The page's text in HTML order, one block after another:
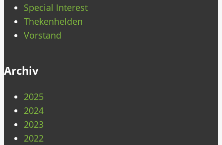
Special Interest
Thekenhelden
Vorstand
Archiv
2025
2024
2023
2022